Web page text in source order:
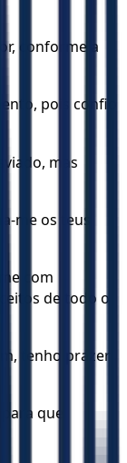
conforme a
pois confio
mas
me os teus
com
de todo o
tenho prazer
que